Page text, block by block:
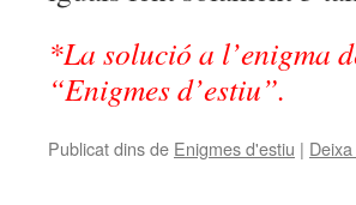
*La solució a l’enigma
“Enigmes d’estiu”.
Publicat dins de Enigmes d'estiu |